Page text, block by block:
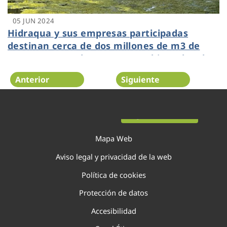
05 JUN 2024
Hidraqua y sus empresas participadas
destinan cerca de dos millones de m3 de
agua regenerada para uso ambiental en la
Comunitat Valenciana
Anterior Siguiente
Mapa Web
Aviso legal y privacidad de la web
Política de cookies
Protección de datos
Accesibilidad